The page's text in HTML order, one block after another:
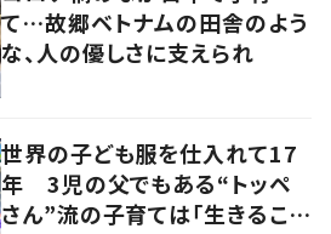
て…故郷ベトナムの田舎のよう
な、人の優しさに支えられ
世界の子ども服を仕入れて17
年 3児の父でもある“トッペ
さん”流の子育ては「生きること